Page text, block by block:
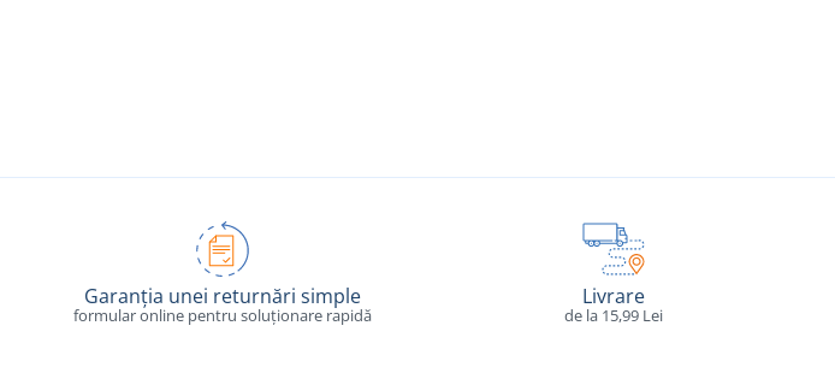
Garanția unei returnări simple
formular online pentru soluționare rapidă
Livrare
de la 15,99 Lei